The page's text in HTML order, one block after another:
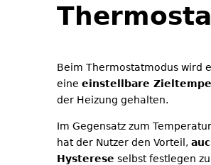
Beim Thermostatmodus wird
eine einstellbare
der Heizung gehalten.
Im Gegensatz zum
hat der Nutzer den Vorteil,
Hysterese selbst festlegen